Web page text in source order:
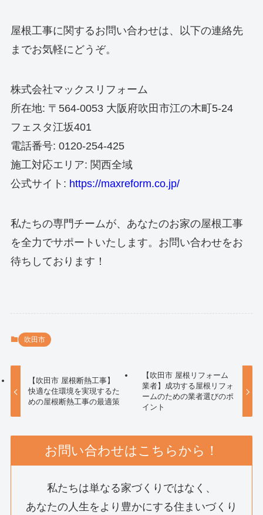
屋根工事に関するお問い合わせは、以下の連絡先
までお気軽にどうぞ。
株式会社マックスリフォーム
所在地: 〒564-0053 大阪府吹田市江の木町5-24
フェスタ江坂401
電話番号: 0120-254-425
施工対応エリア: 関西全域
公式サイト: https://maxreform.co.jp/
私たちの専門チームが、あなたのお家の屋根工事
を全力でサポートいたします。お問い合わせをお
待ちしております！
吹田市
【吹田市 屋根断熱工事】
快適な住環境を実現するた
めの屋根断熱工事の最適策
【吹田市 屋根リフォーム
業者】成功する屋根リフォ
ームのための業者選びのポ
イント
お問い合わせはこちらから！
私たちは単なる家づくりではなく、
あなたの人生をより豊かにする住まいづくり